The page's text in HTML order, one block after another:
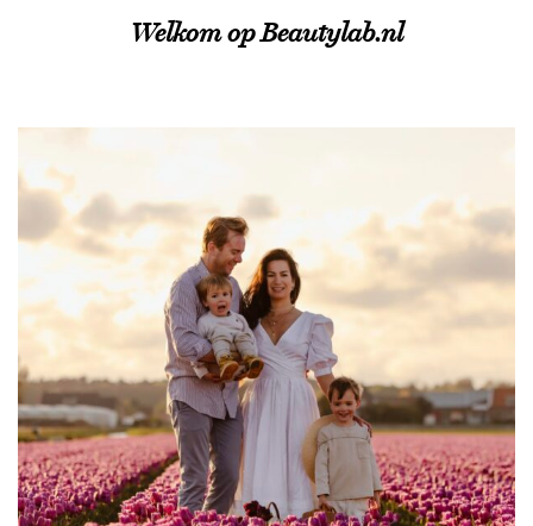
Welkom op Beautylab.nl